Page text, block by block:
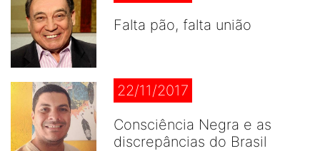
Falta pão, falta união
22/11/2017
Consciência Negra e as
discrepâncias do Brasil